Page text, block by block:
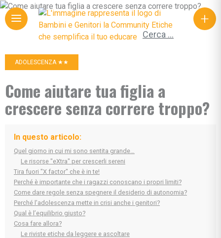
+
Ricerca per:
ADOLESCENZA ★★
Come aiutare tua figlia a
crescere senza correre troppo?
In questo articolo:
Quel giorno in cui mi sono sentita grande…
Le risorse "eXtra" per crescerli sereni
Tira fuori "X factor" che è in te!
Perché è importante che i ragazzi conoscano i propri limiti?
Come dare regole senza spegnere il desiderio di autonomia?
Perché l’adolescenza mette in crisi anche i genitori?
Qual è l’equilibrio giusto?
Cosa fare allora?
Le riviste etiche da leggere e ascoltare